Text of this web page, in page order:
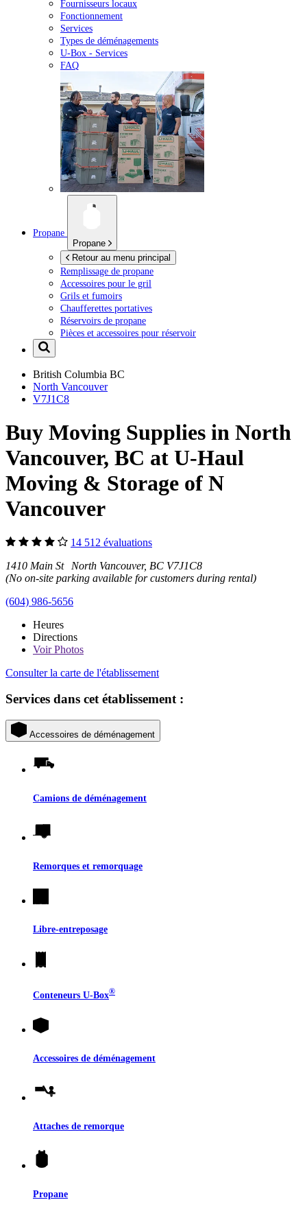
Fournisseurs locaux
Fonctionnement
Services
Types de déménagements
U-Box - Services
FAQ
Propane
Propane
Retour au menu principal
Remplissage de propane
Accessoires pour le gril
Grils et fumoirs
Chaufferettes portatives
Réservoirs de propane
Pièces et accessoires pour réservoir
British Columbia BC
North Vancouver
V7J1C8
Buy Moving Supplies in North
Vancouver, BC at U-Haul
Moving & Storage of N
Vancouver
14 512 évaluations
1410 Main St North Vancouver, BC V7J1C8
(No on-site parking available for customers during rental)
(604) 986-5656
Heures
Directions
VoirPhotos
Consulter la carte de l'établissement
Services dans cet établissement :
Accessoires de déménagement
Camions de déménagement
Remorques et remorquage
Libre-entreposage
Conteneurs U-Box®
Accessoires de déménagement
Attaches de remorque
Propane